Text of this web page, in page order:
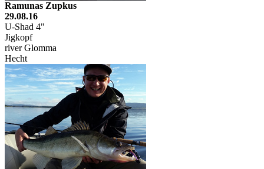
Ramunas Zupkus
29.08.16
U-Shad 4"
Jigkopf
river Glomma
Hecht